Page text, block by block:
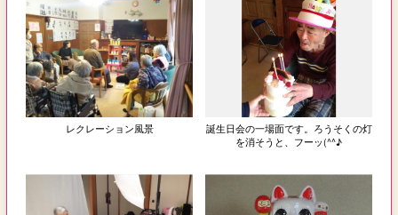
レクレーション風景
誕生日会の一場面です。ろうそくの灯
を消そうと、フーッ(^^♪